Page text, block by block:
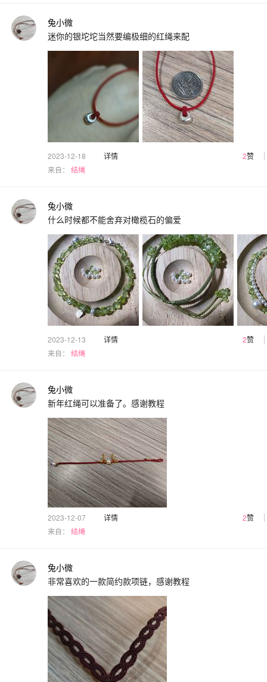
兔小微
迷你的银坨坨当然要编极细的红绳来配
2023-12-18 详情 2赞
来自： 结绳
兔小微
什么时候都不能舍弃对橄榄石的偏爱
2023-12-13 详情 2赞
来自： 结绳
兔小微
新年红绳可以准备了。感谢教程
2023-12-07 详情 2赞
来自： 结绳
兔小微
非常喜欢的一款简约款项链，感谢教程